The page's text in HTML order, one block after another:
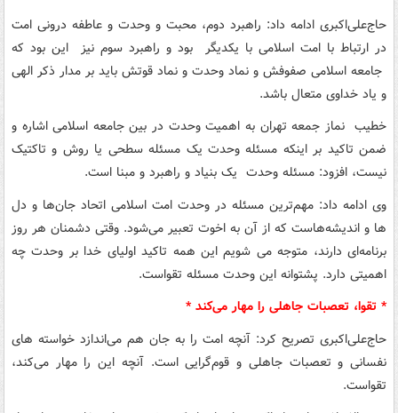
حاج‌علی‌اکبری ادامه داد: راهبرد دوم، محبت و وحدت و عاطفه درونی امت
در ارتباط با امت اسلامی با یکدیگر بود و راهبرد سوم نیز این بود که
جامعه اسلامی صفوفش و نماد وحدت و نماد قوتش باید بر مدار ذکر الهی
و یاد خداوی متعال باشد.
خطیب نماز جمعه تهران به اهمیت وحدت در بین جامعه اسلامی اشاره و
ضمن تاکید بر اینکه مسئله وحدت یک مسئله سطحی یا روش و تاکتیک
نیست، افزود: مسئله وحدت یک بنیاد و راهبرد و مبنا است.
وی ادامه داد: مهم‌ترین مسئله در وحدت امت اسلامی اتحاد جان‌ها و دل‌
ها و اندیشه‌هاست که از آن به اخوت تعبیر می‌شود. وقتی دشمنان هر روز
برنامه‌ای دارند، متوجه می شویم این همه تاکید اولیای خدا بر وحدت چه
اهمیتی دارد. پشتوانه این وحدت مسئله تقواست.
* تقوا، تعصبات جاهلی را مهار می‌کند *
حاج‌علی‌اکبری تصریح کرد: آنچه امت را به جان هم می‌اندازد خواسته های
نفسانی و تعصبات جاهلی و قوم‌گرایی است. آنچه این را مهار می‌کند،
تقواست.